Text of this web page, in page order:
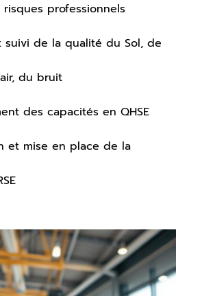
professionnels
suivi de la qualité du Sol, de
du bruit
des capacités en QHSE
et mise en place de la